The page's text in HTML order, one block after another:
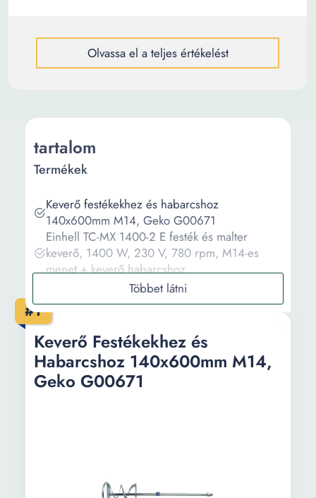
Olvassa el a teljes értékelést
#1
Keverő Festékekhez és
Habarcshoz 140x600mm M14,
Geko G00671
tartalom
Termékek
Keverő festékekhez és habarcshoz
140x600mm M14, Geko G00671
Einhell TC-MX 1400-2 E festék és malter
keverő, 1400 W, 230 V, 780 rpm, M14-es
menet + keverő habarcshoz
SeLeSe festék/habarcs elektromos keverő
2100W-800Rpm professzionális elektromos
keverő, változtatható fordulatszám, piros
feketével
Habarcs/festékkeverő, 2550W, Onex OX1201
Steinhaus PRO-MX1400 Festék/Habarcs
keverőgép, 1400W, Állítható sebesség